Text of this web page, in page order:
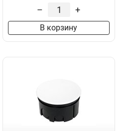
– +
В корзину